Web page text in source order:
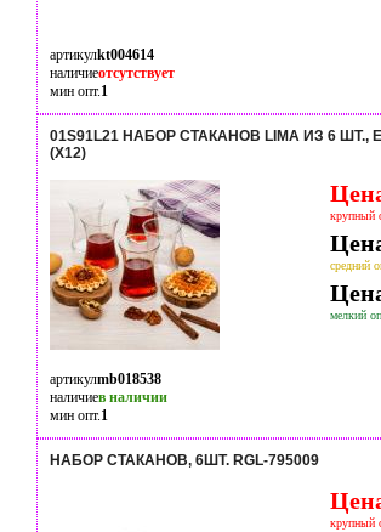
артикулkt004614
наличиеотсутствует
мин опт.1
01S91L21 НАБОР СТАКАНОВ LIMA ИЗ 6 ШТ.,
(Х12)
крупный
средний
мелкий
артикулmb018538
наличиев наличии
мин опт.1
НАБОР СТАКАНОВ, 6ШТ. RGL-795009
крупный